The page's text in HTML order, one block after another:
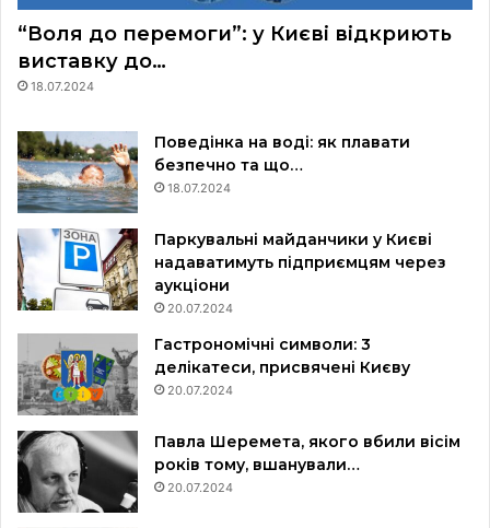
“Воля до перемоги”: у Києві відкриють
виставку до…
18.07.2024
Поведінка на воді: як плавати
безпечно та що…
18.07.2024
Паркувальні майданчики у Києві
надаватимуть підприємцям через
аукціони
20.07.2024
Гастрономічні символи: 3
делікатеси, присвячені Києву
20.07.2024
Павла Шеремета, якого вбили вісім
років тому, вшанували…
20.07.2024